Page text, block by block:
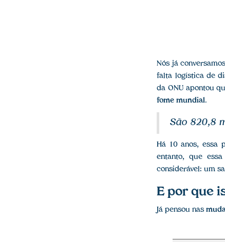
Nós já
falta logística de
da ONU apontou
fome mundial.
São 820,8
Há 10 anos, essa
entanto, que
considerável: um
E por que
Já pensou nas